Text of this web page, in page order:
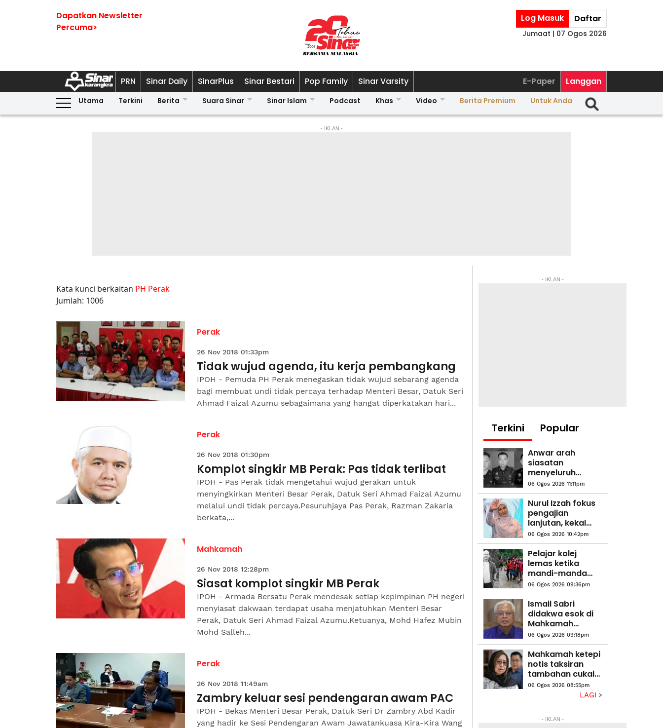
Dapatkan Newsletter
Percuma>
Log Masuk Daftar
Jumaat | 07 Ogos 2026
PRN Sinar Daily SinarPlus Sinar Bestari Pop Family Sinar Varsity E-Paper Langgan
Utama Terkini Berita Suara Sinar Sinar Islam Podcast Khas Video Berita Premium Untuk Anda
- IKLAN -
Kata kunci berkaitan PH Perak
Jumlah: 1006
Perak
26 Nov 2018 01:33pm
Tidak wujud agenda, itu kerja pembangkang
IPOH - Pemuda PH Perak menegaskan tidak wujud sebarang agenda
bagi membuat undi tidak percaya terhadap Menteri Besar, Datuk Seri
Ahmad Faizal Azumu sebagaimana yang hangat diperkatakan hari...
Perak
26 Nov 2018 01:30pm
Komplot singkir MB Perak: Pas tidak terlibat
IPOH - Pas Perak tidak mengetahui wujud gerakan untuk
menyingkirkan Menteri Besar Perak, Datuk Seri Ahmad Faizal Azumu
melalui undi tidak percaya.Pesuruhjaya Pas Perak, Razman Zakaria
berkata,...
Mahkamah
26 Nov 2018 12:28pm
Siasat komplot singkir MB Perak
IPOH - Armada Bersatu Perak mendesak setiap kepimpinan PH negeri
menyiasat dakwaan terdapat usaha menjatuhkan Menteri Besar
Perak, Datuk Seri Ahmad Faizal Azumu.Ketuanya, Mohd Hafez Mubin
Mohd Salleh...
Perak
26 Nov 2018 11:49am
Zambry keluar sesi pendengaran awam PAC
IPOH - Bekas Menteri Besar Perak, Datuk Seri Dr Zambry Abd Kadir
yang hadir ke Sesi Pendengaran Awam Jawatankuasa Kira-Kira Wang
- IKLAN -
Terkini Popular
Anwar arah
siasatan
menyeluruh
kejadian anggota
polis maut di
Beaufort
06 Ogos 2026 11:11pm
Nurul Izzah fokus
pengajian
lanjutan, kekal
sebagai anggota
PKR
06 Ogos 2026 10:42pm
Pelajar kolej
lemas ketika
mandi-manda
bersama
sembilan rakan
06 Ogos 2026 09:36pm
Ismail Sabri
didakwa esok di
Mahkamah
Sesyen Kuala
Lumpur
06 Ogos 2026 09:18pm
Mahkamah ketepi
notis taksiran
tambahan cukai
RM313.8 juta
terhadap Na'imah
06 Ogos 2026 08:55pm
LAGI
- IKLAN -